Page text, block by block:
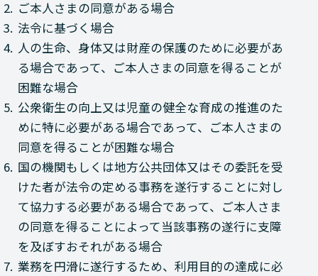
2. ご本人さまの同意がある場合
3. 法令に基づく場合
4. 人の生命、身体又は財産の保護のために必要があ
る場合であって、ご本人さまの同意を得ることが
困難な場合
5. 公衆衛生の向上又は児童の健全な育成の推進のた
めに特に必要がある場合であって、ご本人さまの
同意を得ることが困難な場合
6. 国の機関もしくは地方公共団体又はその委託を受
けた者が法令の定める事務を遂行することに対し
て協力する必要がある場合であって、ご本人さま
の同意を得ることによって当該事務の遂行に支障
を及ぼすおそれがある場合
7. 業務を円滑に遂行するため、利用目的の達成に必